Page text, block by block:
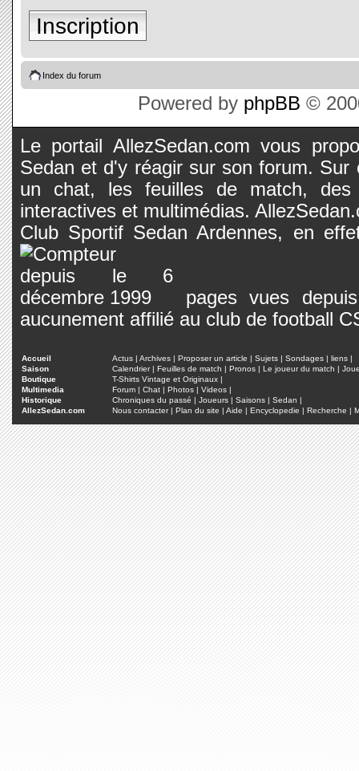
Inscription
Index du forum
Powered by phpBB ©
Le portail AllezSedan.com vous
Sedan et d'y réagir sur son forum.
un chat, les feuilles de match, des
interactives et multimédias.
Club Sportif Sedan Ardennes, en
pages vues
aucunement affilié au club de football
Accueil Actus | Archives | Proposer un article | Sujets | Sondages | liens |
Saison
Calendrier| Feuilles de match | Pronos | Le joueur du match |
Boutique
T-Shirts Vintage et Originaux |
Multimedia
Forum | Chat | Photos | Videos |
Historique
Chroniques du passé | Joueurs | Saisons | Sedan |
AllezSedan.com
Nous contacter| Plan du site | Aide | Encyclopedie | Recherche |